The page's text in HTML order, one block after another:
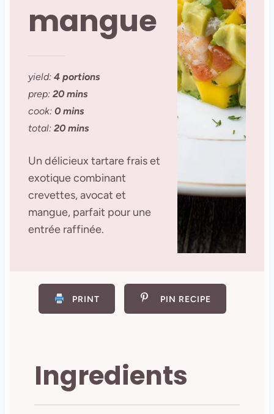
mangue
yield: 4 portions
prep: 20 mins
cook: 0 mins
total: 20 mins
Un délicieux tartare frais et
exotique combinant
crevettes, avocat et
mangue, parfait pour une
entrée raffinée.
PRINT PIN RECIPE
Ingredients